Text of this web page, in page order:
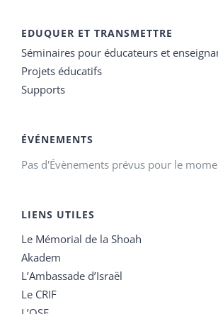
EDUQUER ET TRANSMETTRE
Séminaires pour éducateurs et
Projets éducatifs
Supports
ÉVÉNEMENTS
Pas d'Évènements prévus pour le
LIENS UTILES
Le Mémorial de la Shoah
Akadem
L’Ambassade d’Israël
Le CRIF